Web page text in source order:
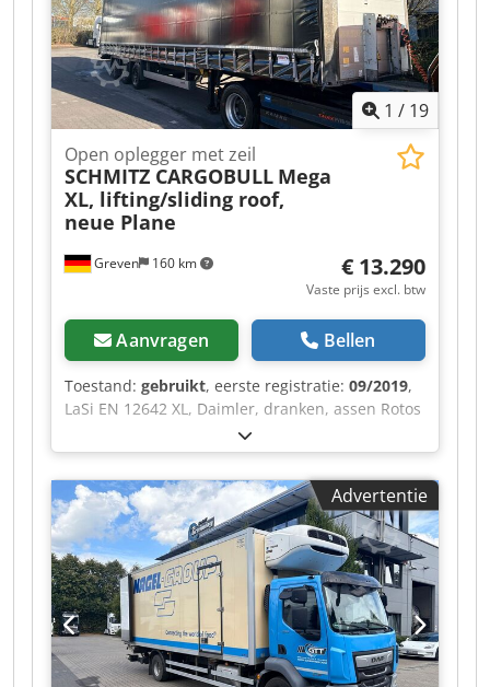
1 / 19
Greven 160 km
Open oplegger met zeil
SCHMITZ CARGOBULL Mega
XL, lifting/sliding roof,
neue Plane
€ 13.290
Vaste prijs excl. btw
Aanvragen Bellen
Toestand: gebruikt, eerste registratie: 09/2019,
LaSi EN 12642 XL, Daimler, dranken, assen Rotos
SCB, banden 435/50 R 19,5, in hoogte
verstelbaar schuifdak, hefdak, snelspanner voor
het zeil aan de voorzijde Crodpfozr S Ubsx Ab
Tof
Advertentie